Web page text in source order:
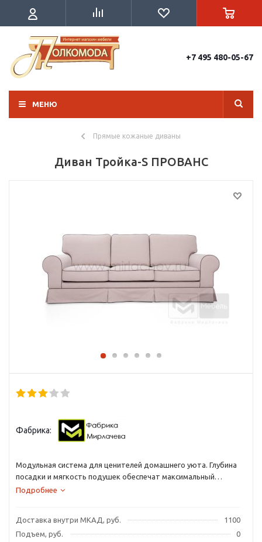
+7 495 480-05-67
МЕНЮ
Прямые кожаные диваны
Диван Тройка-S ПРОВАНС
Фабрика:
Модульная система для ценителей домашнего уюта. Глубина
посадки и мягкость подушек обеспечат максимальный
комфорт для отдыха.
Подробнее
Доставка внутри МКАД, руб.
1100
Подъем, руб.
0